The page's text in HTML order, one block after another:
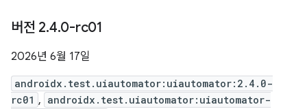
버전 2.4.0-rc01
2026년 6월 17일
androidx.test.uiautomator:uiautomator:2.4.0-
rc01 , androidx.test.uiautomator:uiautomator-